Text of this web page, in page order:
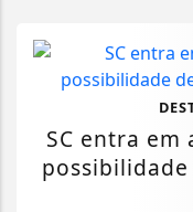
SC entra